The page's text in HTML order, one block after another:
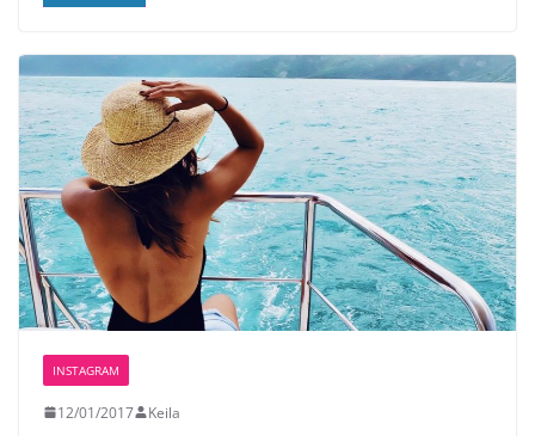
INSTAGRAM
12/01/2017 Keila